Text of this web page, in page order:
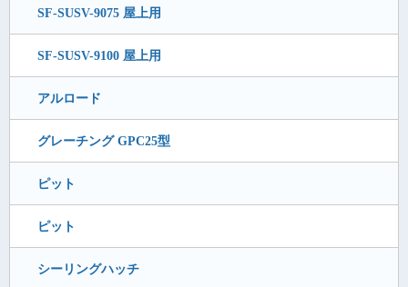
SF-SUSV-9075 屋上用
SF-SUSV-9100 屋上用
アルロード
グレーチング GPC25型
ピット
ピット
シーリングハッチ